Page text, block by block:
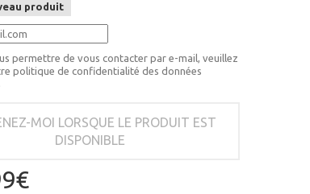
produit
permettre de vous contacter par e-mail, veuillez
politique de confidentialité des données
MOI LORSQUE LE PRODUIT EST
DISPONIBLE